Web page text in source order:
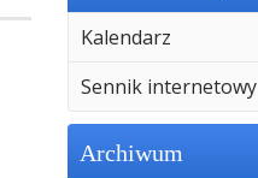
Kalendarz
Sennik internetowy
Archiwum